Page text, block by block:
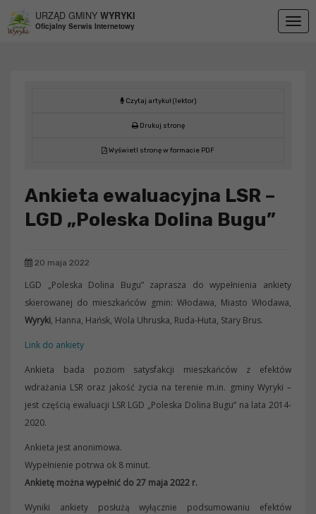
URZĄD GMINY WYRYKI
Oficjalny Serwis Internetowy
Czytaj artykuł (lektor)
Drukuj stronę
Wyświetl stronę w formacie PDF
Ankieta ewaluacyjna LSR –
LGD „Poleska Dolina Bugu”
20 maja 2022
LGD „Poleska Dolina Bugu” zaprasza do wypełnienia ankiety
skierowanej do mieszkańców gmin: Włodawa, Miasto Włodawa,
Wyryki, Hanna, Hańsk, Wola Uhruska, Ruda-Huta, Stary Brus.
Link do ankiety
Ankieta bada poziom satysfakcji mieszkańców z efektów
wdrażania LSR oraz jakość życia na terenie m.in. gminy Wyryki –
jest częścią ewaluacji LSR LGD „Poleska Dolina Bugu” na lata 2014-
2020.
Ankieta jest anonimowa.
Wypełnienie potrwa ok 8 minut.
Ankietę można wypełnić do 27 maja 2022 r.
Wyniki ankiety posłużą wyłącznie podsumowaniu efektów